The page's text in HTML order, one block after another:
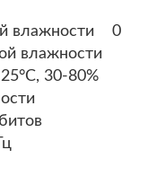
влажности 0
влажности
30-80%